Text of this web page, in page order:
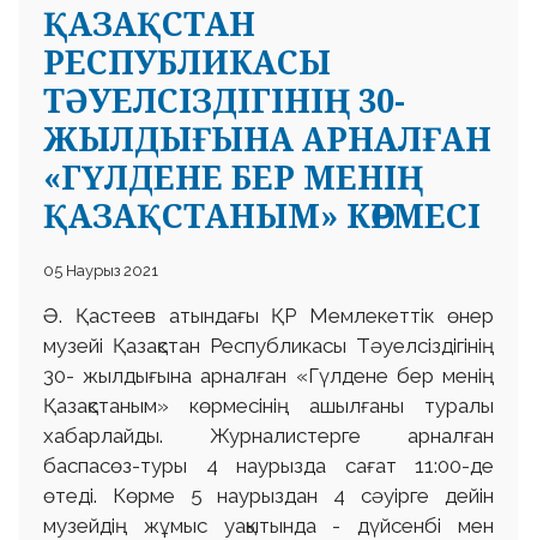
ҚАЗАҚСТАН
РЕСПУБЛИКАСЫ
ТӘУЕЛСІЗДІГІНІҢ 30-
ЖЫЛДЫҒЫНА АРНАЛҒАН
«ГҮЛДЕНЕ БЕР МЕНІҢ
ҚАЗАҚСТАНЫМ» КӨРМЕСІ
05 Наурыз 2021
Ә. Қастеев атындағы ҚР Мемлекеттік өнер
музейі Қазақстан Республикасы Тәуелсіздігінің
30- жылдығына арналған «Гүлдене бер менің
Қазақстаным» көрмесінің ашылғаны туралы
хабарлайды. Журналистерге арналған
баспасөз-туры 4 наурызда сағат 11:00-де
өтеді. Көрме 5 наурыздан 4 сәуірге дейін
музейдің жұмыс уақытында - дүйсенбі мен